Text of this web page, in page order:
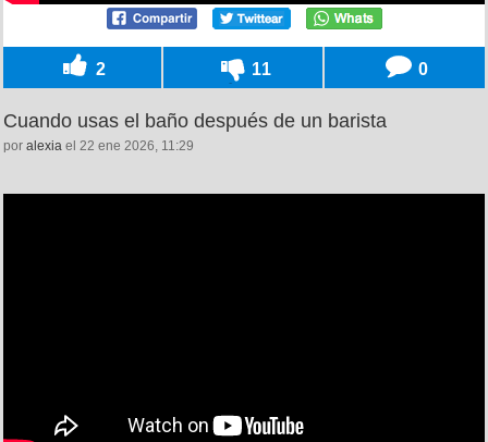
2 11 0
Cuando usas el baño después de un barista
por alexia el 22 ene 2026, 11:29